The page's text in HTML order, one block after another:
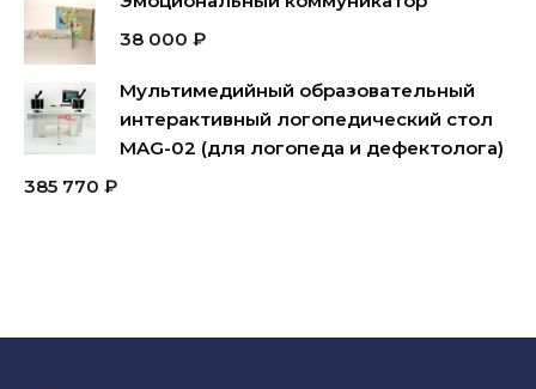
38 000 ₽
Мультимедийный образовательный
интерактивный логопедический стол
MAG-02 (для логопеда и дефектолога)
385 770 ₽